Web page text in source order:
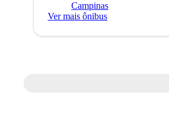
Campinas
Ver mais ônibus